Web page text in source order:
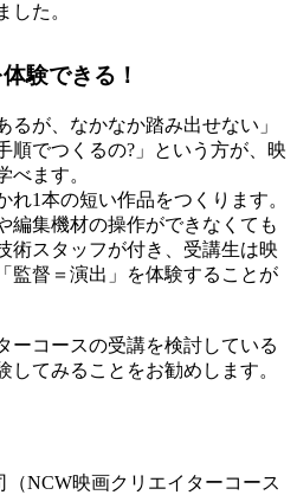
した。
験できる！
るが、なかなか踏み出せない」
順でつくるの?」という方が、映
べます。
れ1本の短い作品をつくります。
編集機材の操作ができなくても
術スタッフが付き、受講生は映
監督＝演出」を体験することが
ーコースの受講を検討している
してみることをお勧めします。
（NCW映画クリエイターコース